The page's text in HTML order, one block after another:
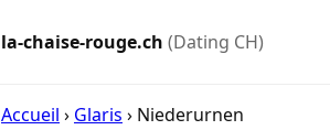
la-chaise-rouge.ch (Dating CH)
Accueil › Glaris › Niederurnen